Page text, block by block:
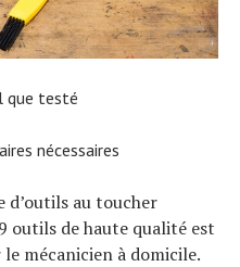
que testé
nécessaires
d’outils au toucher
outils de haute qualité est
mécanicien à domicile.